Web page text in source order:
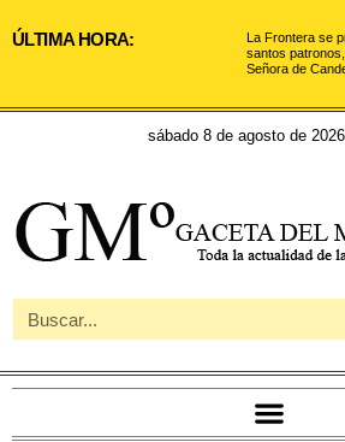
ÚLTIMA HORA:
La Frontera se
santos
Señora de
sábado 8 de agosto de